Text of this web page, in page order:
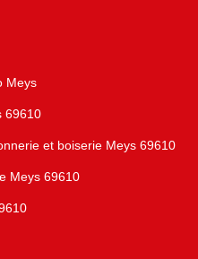
Meys
69610
et boiserie Meys 69610
Meys 69610